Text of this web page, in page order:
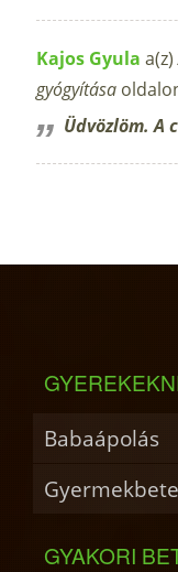
Kajos Gyula a(z)
gyógyítása
Üdvözlöm. A
Babaápolás
GYAKORI